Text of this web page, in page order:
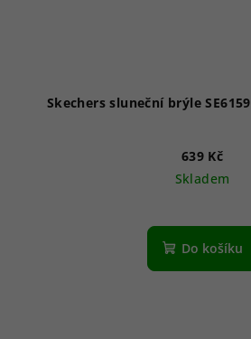
639 Kč
Skladem
Do košíku